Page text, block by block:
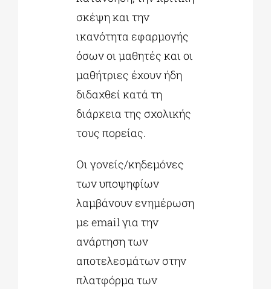
σκέψη και την
ικανότητα εφαρμογής
όσων οι μαθητές και οι
μαθήτριες έχουν ήδη
διδαχθεί κατά τη
διάρκεια της σχολικής
τους πορείας.
Οι γονείς/κηδεμόνες
των υποψηφίων
λαμβάνουν ενημέρωση
με email για την
ανάρτηση των
αποτελεσμάτων στην
πλατφόρμα των